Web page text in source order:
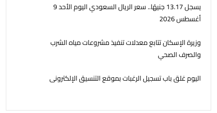
يسجل 13.17 جنيهًا.. سعر الريال السعودي اليوم الأحد 9
أغسطس 2026
وزيرة الإسكان تتابع معدلات تنفيذ مشروعات مياه الشرب
والصرف الصحي
اليوم غلق باب تسجيل الرغبات بموقع التنسيق الإلكترونى